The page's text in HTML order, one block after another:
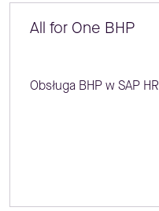
All for One BHP
Obsługa BHP w SAP HR